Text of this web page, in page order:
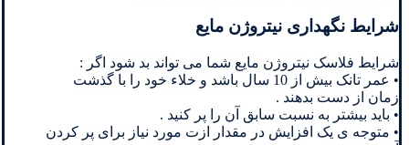
شرایط نگهداری نیتروژن مایع
شرایط فلاسک نیتروژن مایع شما می تواند بد شود اگر :
• عمر تانک بیش از 10 سال باشد و خلاء خود را با گذشت
زمان از دست بدهند .
• باید بیشتر به نسبت سابق آن را پر کنید .
• متوجه ی یک افزایش در مقدار ازت مورد نیاز برای پر کردن